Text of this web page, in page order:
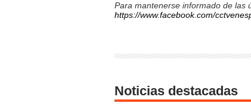
Para mantenerse informado de las
https://www.facebook.com/
Noticias destacadas